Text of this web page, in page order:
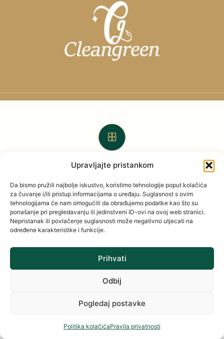
Upravljajte pristankom
Da bismo pružili najbolje iskustvo, koristimo tehnologije poput kolačića
za čuvanje i/ili pristup informacijama o uređaju. Suglasnost s ovim
tehnologijama će nam omogućiti da obrađujemo podatke kao što su
ponašanje pri pregledavanju ili jedinstveni ID-ovi na ovoj web stranici.
Nepristanak ili povlačenje suglasnosti može negativno utjecati na
određene karakteristike i funkcije.
Prihvati
Odbij
Pogledaj postavke
Politika kolačićaPravila privatnosti
ꕥ
Edukacijska i operativna platforma za profesionalno
čišćenje, organizaciju poslovanja i razvoj
profitabilnog cleaning biznisa.
Clean Green
Početna
O nama